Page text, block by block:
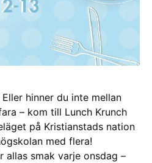
hinner du inte mellan
– kom till Lunch Krunch
på Kristianstads nation
med flera!
allas smak varje onsdag –